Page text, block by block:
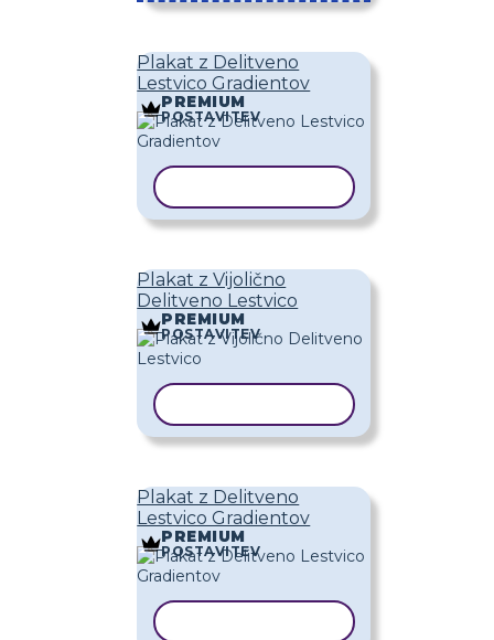
Plakat z Delitveno
Lestvico Gradientov
PREMIUM
POSTAVITEV
Plakat z Vijolično
Delitveno Lestvico
PREMIUM
POSTAVITEV
Plakat z Delitveno
Lestvico Gradientov
PREMIUM
POSTAVITEV